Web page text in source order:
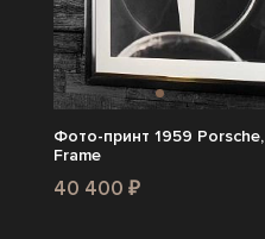
Фото-принт 1959
Frame
40 400 ₽